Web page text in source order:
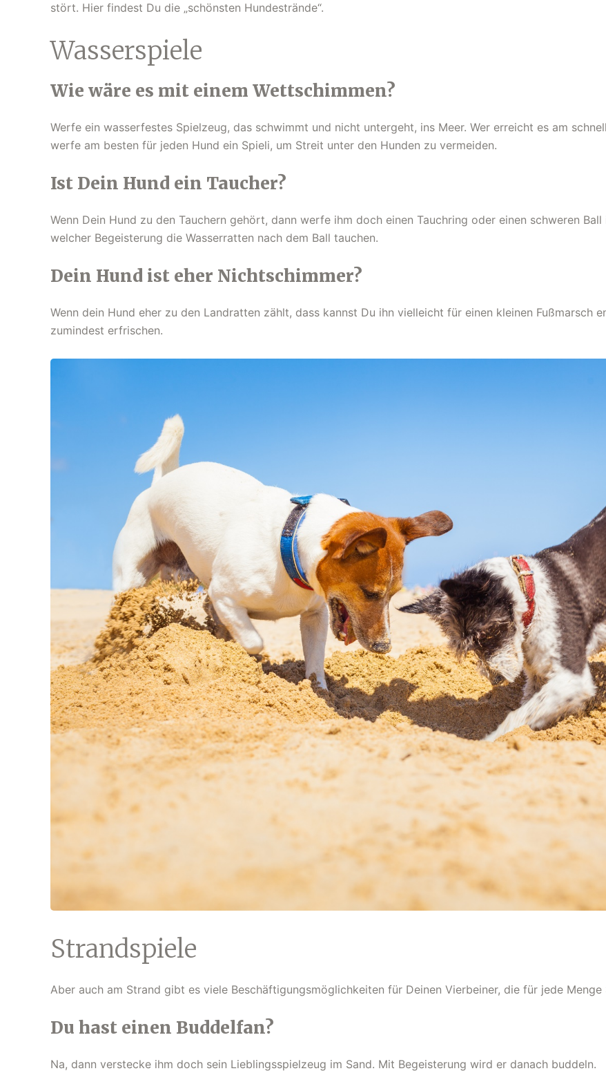
stört. Hier findest Du die „schönsten Hundestrände“.
Wasserspiele
Wie wäre es mit einem Wettschimmen?
Werfe ein wasserfestes Spielzeug, das schwimmt und nicht untergeht, ins Meer. Wer erreicht es am
werfe am besten für jeden Hund ein Spieli, um Streit unter den Hunden zu vermeiden.
Ist Dein Hund ein Taucher?
Wenn Dein Hund zu den Tauchern gehört, dann werfe ihm doch einen Tauchring oder einen schweren
welcher Begeisterung die Wasserratten nach dem Ball tauchen.
Dein Hund ist eher Nichtschimmer?
Wenn dein Hund eher zu den Landratten zählt, dass kannst Du ihn vielleicht für einen kleinen Fußmarsch
zumindest erfrischen.
Strandspiele
Aber auch am Strand gibt es viele Beschäftigungsmöglichkeiten für Deinen Vierbeiner, die für jede Menge
Du hast einen Buddelfan?
Na, dann verstecke ihm doch sein Lieblingsspielzeug im Sand. Mit Begeisterung wird er danach buddeln.